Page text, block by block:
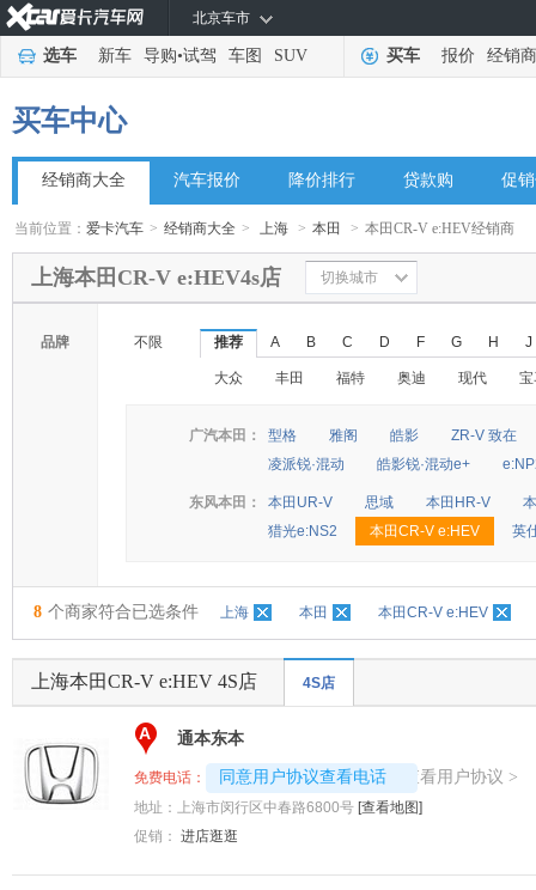
北京车市
选车 新车 导购•试驾 车图 SUV 买车 报价 经销商
买车中心
经销商大全 汽车报价 降价排行 贷款购 促
当前位置：爱卡汽车 > 经销商大全 > 上海 > 本田 > 本田CR-V e:HEV经销商
上海本田CR-V e:HEV4s店 切换城市
品牌 不限 推荐 A B C D F G H J
大众 丰田 福特 奥迪 现代
广汽本田： 型格 雅阁 皓影
ZR-V 致在
凌派锐·混动
皓影锐·混动e+
东风本田： 本田UR-V 思域 本田HR-V
猎光e:NS2
本田CR-V e:HEV 英
8 个商家符合已选条件 上海 本田 本田CR-V e:HEV
上海本田CR-V e:HEV 4S店 4S店
A 通本东本
免费电话： 同意用户协议查看电话
4008194313-2041 查看用户协议 >
地址： 上海市闵行区中春路6800号 [查看地图]
促销： 进店逛逛